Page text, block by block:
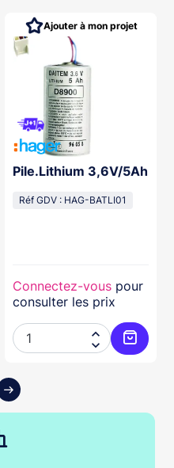
au panier
Pile.Lithium 3,6V/5Ah
Réf GDV : HAG-BATLI01
Connectez-vous pour
consulter les prix


Ajouter à mon projet